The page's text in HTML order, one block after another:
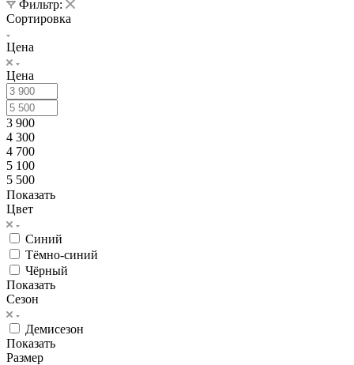
Фильтр:
Сортировка
Цена
Цена
3 900
4 300
4 700
5 100
5 500
Показать
Цвет
Синий
Тёмно-синий
Чёрный
Показать
Сезон
Демисезон
Показать
Размер